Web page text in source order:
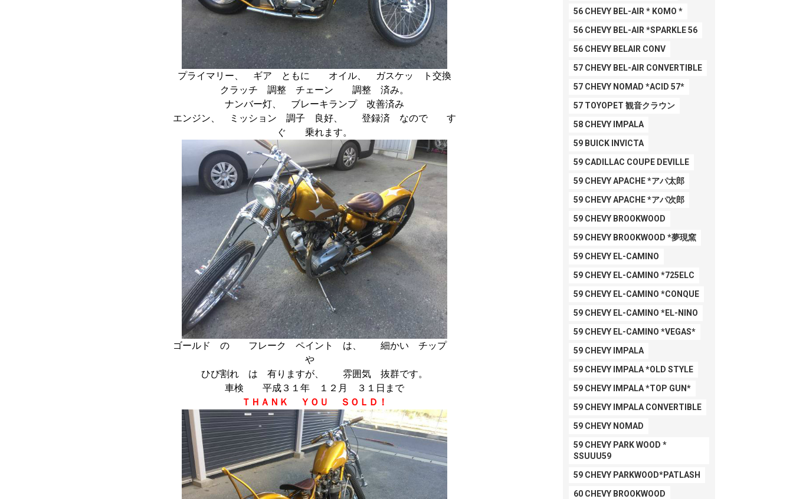
プライマリー、 ギア ともに オイル、 ガスケッ ト交換
クラッチ 調整 チェーン 調整 済み。
ナンバー灯、 ブレーキランプ 改善済み
エンジン、 ミッション 調子 良好、 登録済 なので す
ぐ 乗れます。
ゴールド の フレーク ペイント は、 細かい チップ
や
ひび割れ は 有りますが、 雰囲気 抜群です。
車検 平成３１年 １２月 ３１日まで
ＴＨＡＮＫ ＹＯＵ ＳＯＬＤ！
56 CHEVY BEL-AIR * KOMO *
56 CHEVY BEL-AIR *SPARKLE 56
56 CHEVY BELAIR CONV
57 CHEVY BEL-AIR CONVERTIBLE
57 CHEVY NOMAD *ACID 57*
57 TOYOPET 観音クラウン
58 CHEVY IMPALA
59 BUICK INVICTA
59 CADILLAC COUPE DEVILLE
59 CHEVY APACHE *アパ太郎
59 CHEVY APACHE *アパ次郎
59 CHEVY BROOKWOOD
59 CHEVY BROOKWOOD *夢現窯
59 CHEVY EL-CAMINO
59 CHEVY EL-CAMINO *725ELC
59 CHEVY EL-CAMINO *CONQUE
59 CHEVY EL-CAMINO *EL-NINO
59 CHEVY EL-CAMINO *VEGAS*
59 CHEVY IMPALA
59 CHEVY IMPALA *OLD STYLE
59 CHEVY IMPALA *TOP GUN*
59 CHEVY IMPALA CONVERTIBLE
59 CHEVY NOMAD
59 CHEVY PARK WOOD *
SSUUU59
59 CHEVY PARKWOOD*PATLASH
60 CHEVY BROOKWOOD